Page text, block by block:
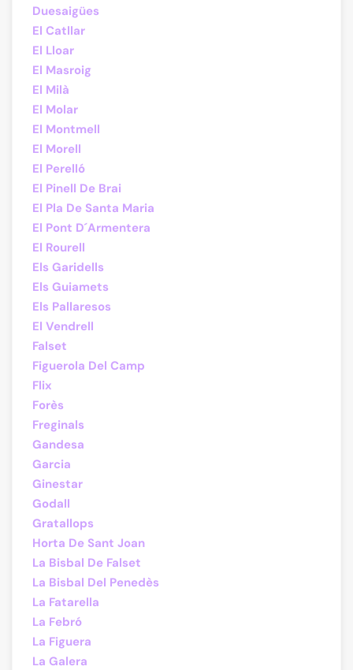
Duesaigües
El Catllar
El Lloar
El Masroig
El Milà
El Molar
El Montmell
El Morell
El Perelló
El Pinell De Brai
El Pla De Santa Maria
El Pont D´Armentera
El Rourell
Els Garidells
Els Guiamets
Els Pallaresos
El Vendrell
Falset
Figuerola Del Camp
Flix
Forès
Freginals
Gandesa
Garcia
Ginestar
Godall
Gratallops
Horta De Sant Joan
La Bisbal De Falset
La Bisbal Del Penedès
La Fatarella
La Febró
La Figuera
La Galera